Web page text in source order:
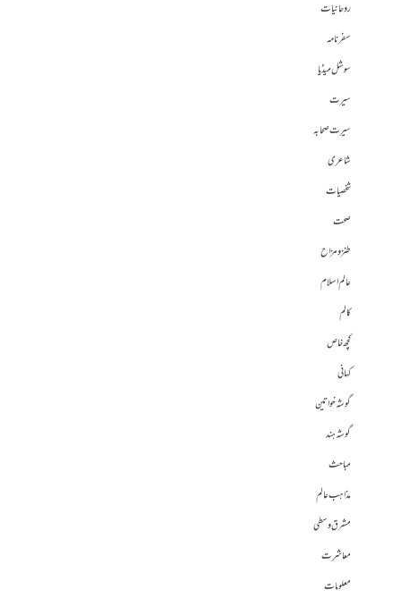
روحانیات
سفرنامہ
سوشل میڈیا
سیرت
سیرت صحابہ
شاعری
شخصیات
صحت
طنز و مزاح
عالم اسلام
کالم
کچھ خاص
کہانی
گوشہ خواتین
گوشہ ہند
مباحث
مذاہب عالم
مشرق وسطی
معاشرت
معلومات